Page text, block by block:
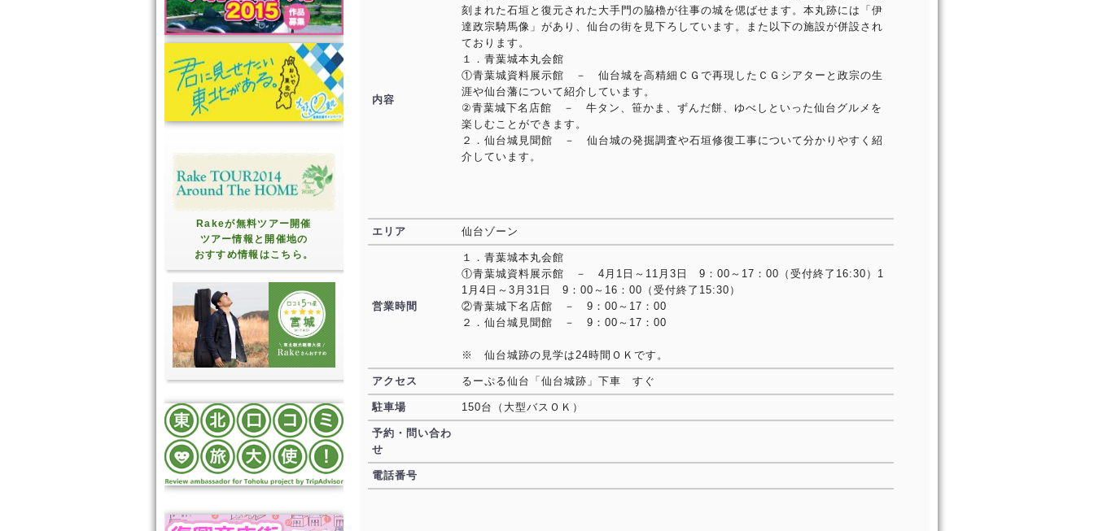
Rakeが無料ツアー開催
ツアー情報と開催地の
おすすめ情報はこちら。
内容
刻まれた石垣と復元された大手門の脇櫓が往事の城を偲ばせます。本丸跡には「伊
達政宗騎馬像」があり、仙台の街を見下ろしています。また以下の施設が併設され
ております。
１．青葉城本丸会館
①青葉城資料展示館 － 仙台城を高精細ＣＧで再現したＣＧシアターと政宗の生
涯や仙台藩について紹介しています。
②青葉城下名店館 － 牛タン、笹かま、ずんだ餅、ゆべしといった仙台グルメを
楽しむことができます。
２．仙台城見聞館 － 仙台城の発掘調査や石垣修復工事について分かりやすく紹
介しています。
エリア 仙台ゾーン
営業時間
１．青葉城本丸会館
①青葉城資料展示館 － 4月1日～11月3日 9：00～17：00（受付終了16:30）1
1月4日～3月31日 9：00～16：00（受付終了15:30）
②青葉城下名店館 － 9：00～17：00
２．仙台城見聞館 － 9：00～17：00
※ 仙台城跡の見学は24時間ＯＫです。
アクセス るーぷる仙台「仙台城跡」下車 すぐ
駐車場 150台（大型バスＯＫ）
予約・問い合わ
せ
電話番号